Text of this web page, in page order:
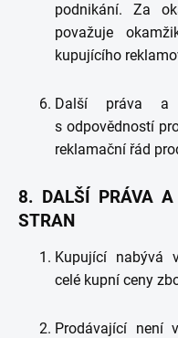
podnikání. Za
považuje
kupujícího
Další práva a
s odpovědností
reklamační řád
8. DALŠÍ PRÁVA A
STRAN
Kupující nabývá
celé kupní ceny
Prodávající není